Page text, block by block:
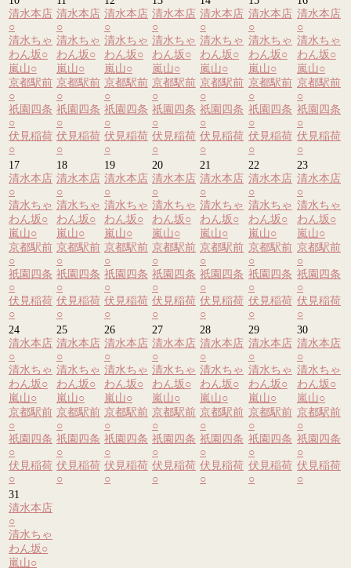
清水本店
○
清水ちゃ
わん坂○
嵐山○
京都駅前
○
祇園四条
○
伏見稲荷
○
清水本店
○
清水ちゃ
わん坂○
嵐山○
京都駅前
○
祇園四条
○
伏見稲荷
○
清水本店
○
清水ちゃ
わん坂○
嵐山○
京都駅前
○
祇園四条
○
伏見稲荷
○
清水本店
○
清水ちゃ
わん坂○
嵐山○
京都駅前
○
祇園四条
○
伏見稲荷
○
清水本店
○
清水ちゃ
わん坂○
嵐山○
京都駅前
○
祇園四条
○
伏見稲荷
○
清水本店
○
清水ちゃ
わん坂○
嵐山○
京都駅前
○
祇園四条
○
伏見稲荷
○
清水本店
○
清水ちゃ
わん坂○
嵐山○
京都駅前
○
祇園四条
○
伏見稲荷
○
17
清水本店
○
清水ちゃ
わん坂○
嵐山○
京都駅前
○
祇園四条
○
伏見稲荷
○
18
清水本店
○
清水ちゃ
わん坂○
嵐山○
京都駅前
○
祇園四条
○
伏見稲荷
○
19
清水本店
○
清水ちゃ
わん坂○
嵐山○
京都駅前
○
祇園四条
○
伏見稲荷
○
20
清水本店
○
清水ちゃ
わん坂○
嵐山○
京都駅前
○
祇園四条
○
伏見稲荷
○
21
清水本店
○
清水ちゃ
わん坂○
嵐山○
京都駅前
○
祇園四条
○
伏見稲荷
○
22
清水本店
○
清水ちゃ
わん坂○
嵐山○
京都駅前
○
祇園四条
○
伏見稲荷
○
23
清水本店
○
清水ちゃ
わん坂○
嵐山○
京都駅前
○
祇園四条
○
伏見稲荷
○
24
清水本店
○
清水ちゃ
わん坂○
嵐山○
京都駅前
○
祇園四条
○
伏見稲荷
○
25
清水本店
○
清水ちゃ
わん坂○
嵐山○
京都駅前
○
祇園四条
○
伏見稲荷
○
26
清水本店
○
清水ちゃ
わん坂○
嵐山○
京都駅前
○
祇園四条
○
伏見稲荷
○
27
清水本店
○
清水ちゃ
わん坂○
嵐山○
京都駅前
○
祇園四条
○
伏見稲荷
○
28
清水本店
○
清水ちゃ
わん坂○
嵐山○
京都駅前
○
祇園四条
○
伏見稲荷
○
29
清水本店
○
清水ちゃ
わん坂○
嵐山○
京都駅前
○
祇園四条
○
伏見稲荷
○
30
清水本店
○
清水ちゃ
わん坂○
嵐山○
京都駅前
○
祇園四条
○
伏見稲荷
○
31
清水本店
○
清水ちゃ
わん坂○
嵐山○